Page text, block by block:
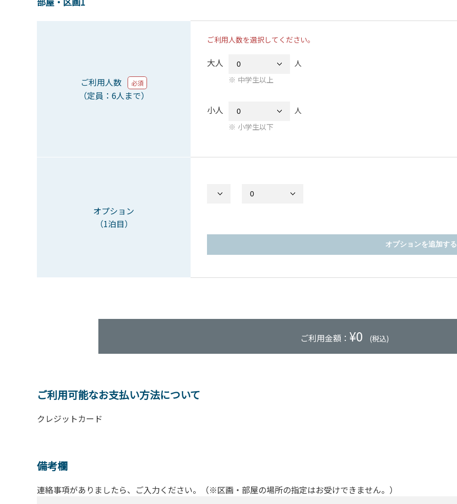
ご利用人数 必須
（定員：6人まで）
ご利用人数を選択してください。
大人
人
中学生以上
小人
人
小学生以下
オプション
（1泊目）
オプションを追加する
ご利用金額： ¥0 (税込)
ご利用可能なお支払い方法について
クレジットカード
備考欄
連絡事項がありましたら、ご入力ください。（※区画・部屋の場所の指定はお受けできません。）